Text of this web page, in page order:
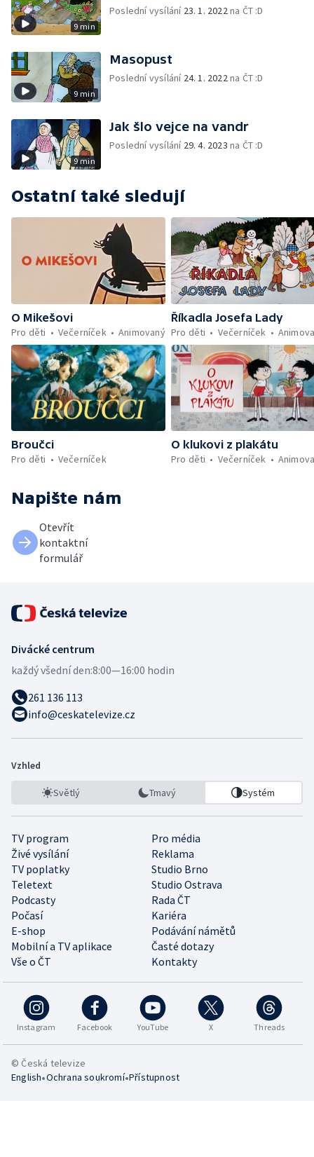
9 min
Poslední vysílání 23. 1. 2022na ČT :D
9 min
Masopust
Poslední vysílání 24. 1. 2022na ČT :D
9 min
Jak šlo vejce na vandr
Poslední vysílání 29. 4. 2023 na ČT :D
Ostatní také sledují
O Mikešovi
Pro děti
Večerníček Animovaný
Říkadla Josefa Lady
Pro děti
Večerníček
Broučci
Pro děti
Večerníček
O klukovi z plakátu
Pro děti
Večerníček
Napište nám
Otevřít
kontaktní
formulář
Divácké centrum
každý všední den:8:00—16:00 hodin
261 136 113
info@ceskatelevize.cz
Vzhled
Světlý Tmavý Systém
TV program
Pro média
Živé vysílání
Reklama
TV poplatky
Studio Brno
Teletext
Studio Ostrava
Podcasty
Rada ČT
Počasí
Kariéra
E-shop
Podávání námětů
Mobilní a TV aplikace
Časté dotazy
Vše o ČT
Kontakty
Instagram Facebook YouTube X Threads
© Česká televize
English•Ochrana soukromí•Přístupnost